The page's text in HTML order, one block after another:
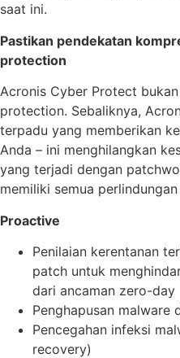
saat ini.
Pastikan pendekatan
protection
Acronis Cyber Protect
protection. Sebaliknya,
terpadu yang memberikan
Anda – ini menghilangkan
yang terjadi dengan
memiliki semua
Proactive
Penilaian kerentanan
patch untuk
dari ancaman zero-day
Penghapusan malware
Pencegahan infeksi
recovery)